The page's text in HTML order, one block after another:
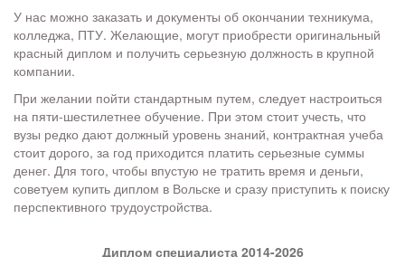
У нас можно заказать и документы об окончании техникума,
колледжа, ПТУ. Желающие, могут приобрести оригинальный
красный диплом и получить серьезную должность в крупной
компании.
При желании пойти стандартным путем, следует настроиться
на пяти-шестилетнее обучение. При этом стоит учесть, что
вузы редко дают должный уровень знаний, контрактная учеба
стоит дорого, за год приходится платить серьезные суммы
денег. Для того, чтобы впустую не тратить время и деньги,
советуем купить диплом в Вольске и сразу приступить к поиску
перспективного трудоустройства.
Диплом специалиста 2014-2026